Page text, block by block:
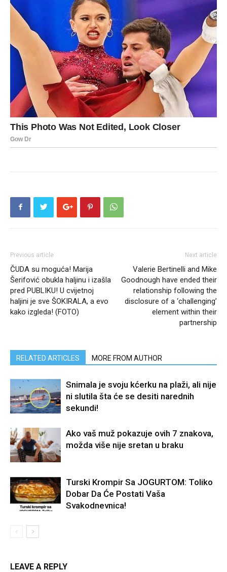
Previous article
ČUDA su moguća! Marija
Šerifović obukla haljinu i izašla
pred PUBLIKU! U cvijetnoj
haljini je sve ŠOKIRALA, a evo
kako izgleda! (FOTO)
Next article
Valerie Bertinelli and Mike
Goodnough have ended their
relationship following the
disclosure of a ‘challenging’
element within their
partnership
RELATED ARTICLES MORE FROM AUTHOR
Snimala je svoju kćerku na plaži, ali nije
ni slutila šta će se desiti narednih
sekundi!
Ako vaš muž pokazuje ovih 7 znakova,
možda više nije sretan u braku
Turski Krompir Sa JOGURTOM: Toliko
Dobar Da Će Postati Vaša
Svakodnevnica!
LEAVE A REPLY